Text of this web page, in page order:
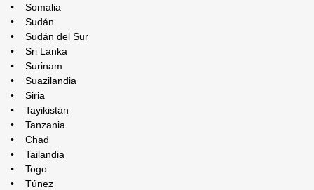
• Somalia
• Sudán
• Sudán del Sur
• Sri Lanka
• Surinam
• Suazilandia
• Siria
• Tayikistán
• Tanzania
• Chad
• Tailandia
• Togo
• Túnez